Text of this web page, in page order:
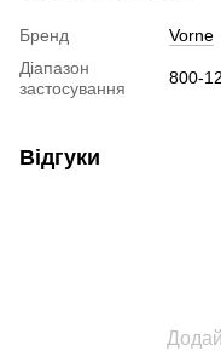
Бренд
Vorne
Діапазон
застосування
800-
Відгуки